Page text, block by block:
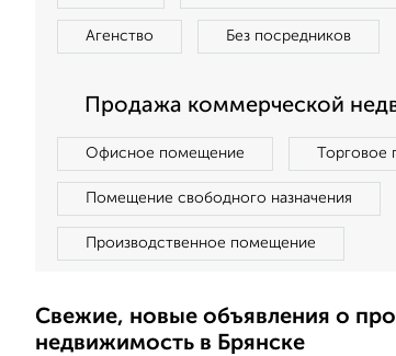
Агенство Без посредников
Продажа коммерческой
Офисное помещение
Помещение свободного назначения
Производственное помещение
Свежие, новые объявления о
недвижимость в Брянске